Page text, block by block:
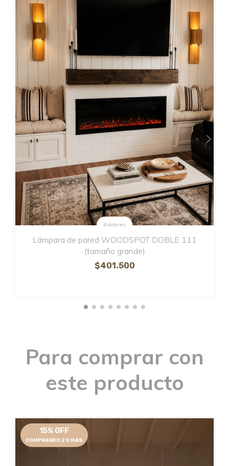
4 colores
Lámpara de pared WOODSPOT DOBLE 111
(tamaño grande)
$401.500
Para comprar con
este producto
15% OFF
COMPRANDO 2 O MÁS